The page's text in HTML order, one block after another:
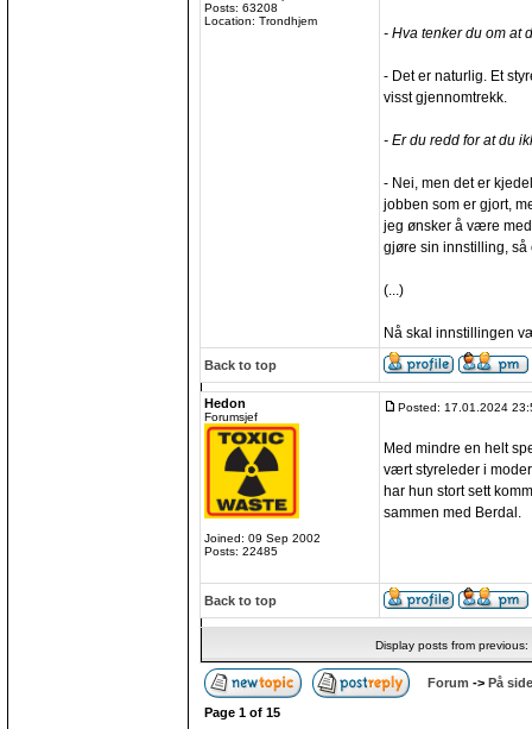
Posts: 63208
Location: Trondhjem
- Hva tenker du om at
- Det er naturlig. Et
visst gjennomtrekk.
- Er du redd for at du
- Nei, men det er
jobben som er gjort,
jeg ønsker å være
gjøre sin innstilling, så
(...)
Nå skal innstillingen
Back to top
Hedon
Forumsjef
Joined: 09 Sep 2002
Posts: 22485
Posted: 17.01.2024
Med mindre en helt
vært styreleder i
har hun stort sett
sammen med Berdal.
Back to top
Display posts from previous:
Forum -> På
Page 1 of 15